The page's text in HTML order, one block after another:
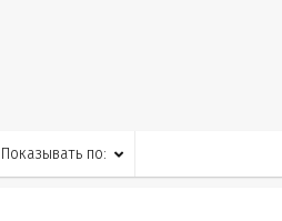
Показывать по: